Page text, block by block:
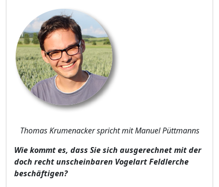
Thomas Krumenacker spricht mit Manuel Püttmanns
Wie kommt es, dass Sie sich ausgerechnet mit der
doch recht unscheinbaren Vogelart Feldlerche
beschäftigen?